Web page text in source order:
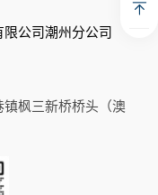
公司潮州分公司
枫三新桥桥头（澳